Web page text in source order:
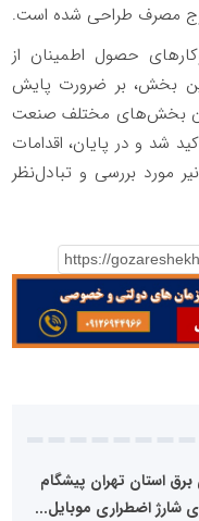
اوج مصرف طراحی شده است.
حصول اطمینان از
این بخش، بر ضرورت پایش
بخش‌های مختلف صنعت
شد و در پایان، اقدامات
مورد بررسی و تبادل‌نظر
استان تهران پیشگام
شارژ اضطراری موبایل...